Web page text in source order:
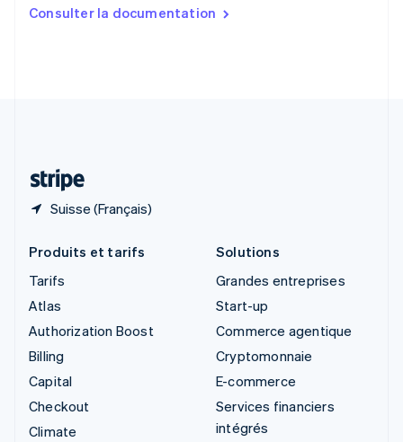
Consulter la documentation
Suisse (Français)
English
Produits et tarifs
Tarifs
Atlas
Authorization Boost
Billing
Capital
Checkout
Climate
Solutions
Grandes entreprises
Start-up
Commerce agentique
Cryptomonnaie
E-commerce
Services financiers
intégrés